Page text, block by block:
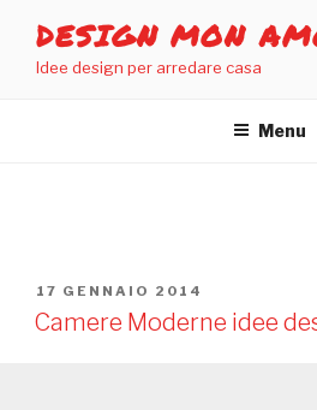
contenuto
DESIGN MON
Idee design per arredare casa
Menu
PUBBLICATO
IL
17 GENNAIO 2014
Camere Moderne idee